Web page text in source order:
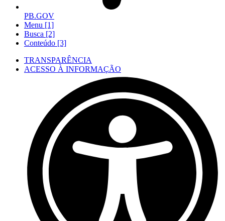
PB.GOV
Menu [1]
Busca [2]
Conteúdo [3]
TRANSPARÊNCIA
ACESSO À INFORMAÇÃO